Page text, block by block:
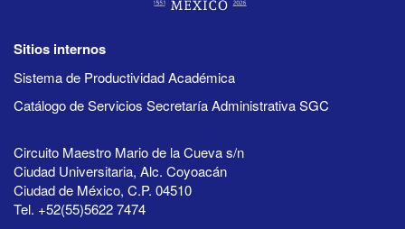
Sitios internos
Sistema de Productividad Académica
Catálogo de Servicios Secretaría Administrativa SGC
Circuito Maestro Mario de la Cueva s/n
Ciudad Universitaria, Alc. Coyoacán
Ciudad de México, C.P. 04510
Tel. +52(55)5622 7474